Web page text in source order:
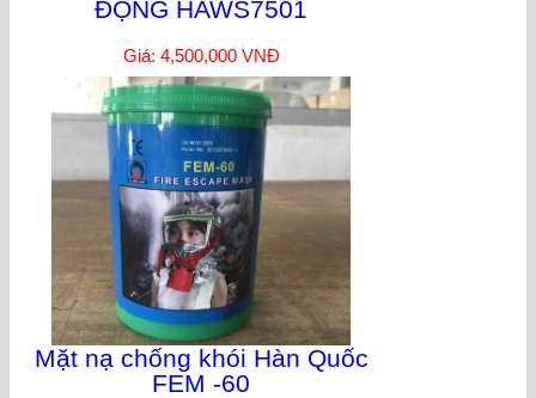
ĐỘNG HAWS7501
Giá: 4,500,000 VNĐ
Mặt nạ chống khói Hàn Quốc
FEM -60